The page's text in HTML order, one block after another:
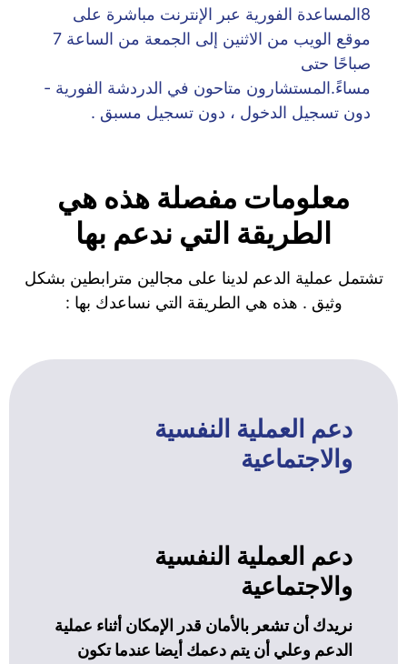
8المساعدة الفورية عبر الإنترنت مباشرة على
موقع الويب من الاثنين إلى الجمعة من الساعة 7
صباحًا حتى
مساءً.المستشارون متاحون في الدردشة الفورية -
دون تسجيل الدخول ، دون تسجيل مسبق .
معلومات مفصلة هذه هي
الطريقة التي ندعم بها
تشتمل عملية الدعم لدينا على مجالين مترابطين بشكل
وثيق . هذه هي الطريقة التي نساعدك بها :
دعم العملية النفسية
والاجتماعية
دعم العملية النفسية
والاجتماعية
نريدك أن تشعر بالأمان قدر الإمكان أثناء عملية
الدعم وعلي أن يتم دعمك أيضا عندما تكون